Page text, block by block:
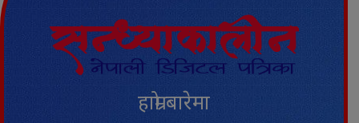
हाम्रो बारेमा